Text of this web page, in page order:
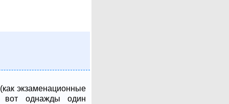
экзаменационные
вот однажды один